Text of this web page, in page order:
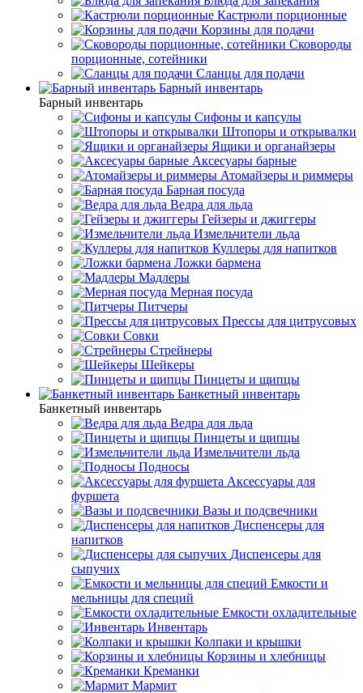
Кастрюли порционные
Корзины для подачи
Сковороды
порционные, сотейники
Сланцы для подачи
Барный инвентарь
Барный инвентарь
Сифоны и капсулы
Штопоры и открывалки
Ящики и органайзеры
Аксесуары барные
Атомайзеры и риммеры
Барная посуда
Ведра для льда
Гейзеры и джиггеры
Измельчители льда
Куллеры для напитков
Ложки бармена
Мадлеры
Мерная посуда
Питчеры
Прессы для цитрусовых
Совки
Стрейнеры
Шейкеры
Пинцеты и щипцы
Банкетный инвентарь
Банкетный инвентарь
Ведра для льда
Пинцеты и щипцы
Измельчители льда
Подносы
Аксессуары для
фуршета
Вазы и подсвечники
Диспенсеры для
напитков
Диспенсеры для
сыпучих
Емкости и
мельницы для специй
Емкости охладительные
Инвентарь
Колпаки и крышки
Корзины и хлебницы
Креманки
Мармит